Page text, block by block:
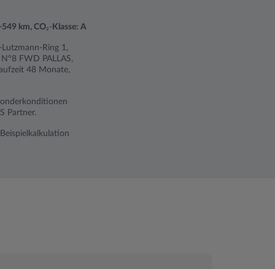
km, CO₂- Klasse: A
Ring 1,
FWD PALLAS,
48 Monate,
Partner.